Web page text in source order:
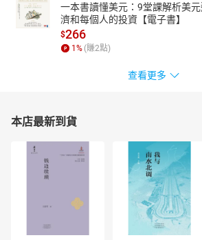
一本書讀懂美元：9堂課解析美
濟和每個人的投資【電子書】
$266
1% (賺2點)
查看更多
本店最新到貨